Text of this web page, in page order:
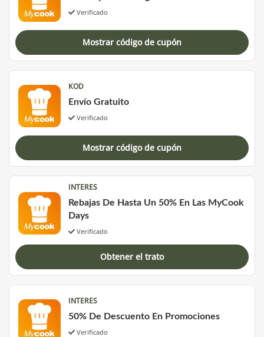
Verificado
Mostrar código de cupón
KOD
Envío Gratuito
Verificado
Mostrar código de cupón
INTERES
Rebajas De Hasta Un 50% En Las MyCook
Days
Verificado
Obtener el trato
INTERES
50% De Descuento En Promociones
Verificado